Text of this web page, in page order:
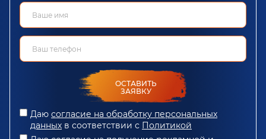
ОСТАВИТЬ
ЗАЯВКУ
Даю согласие на обработку персональных
данных в соответствии с Политикой